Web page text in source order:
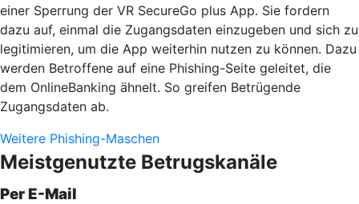
einer Sperrung der VR SecureGo plus App. Sie fordern
dazu auf, einmal die Zugangsdaten einzugeben und sich zu
legitimieren, um die App weiterhin nutzen zu können. Dazu
werden Betroffene auf eine Phishing-Seite geleitet, die
dem OnlineBanking ähnelt. So greifen Betrügende
Zugangsdaten ab.
Weitere Phishing-Maschen
Meistgenutzte Betrugskanäle
Per E-Mail